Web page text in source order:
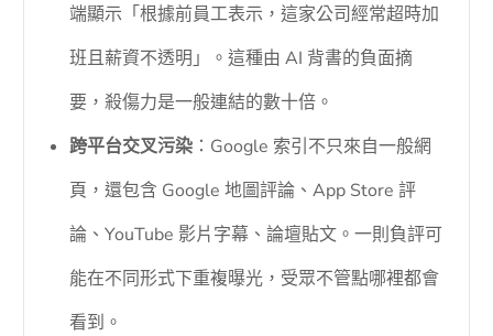
端顯示「根據前員工表示，這家公司經常超時加
班且薪資不透明」。這種由 AI 背書的負面摘
要，殺傷力是一般連結的數十倍。
跨平台交叉污染 ：Google 索引不只來自一般網
頁，還包含 Google 地圖評論、App Store 評
論、YouTube 影片字幕、論壇貼文。一則負評可
能在不同形式下重複曝光，受眾不管點哪裡都會
看到。